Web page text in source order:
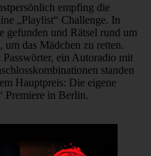
empfing die
„Playlist“ Challenge. In
gefunden und Rätsel rund um
um das Mädchen zu retten.
ein Autoradio mit
standen
Hauptpreis: Die eigene
Premiere in Berlin.